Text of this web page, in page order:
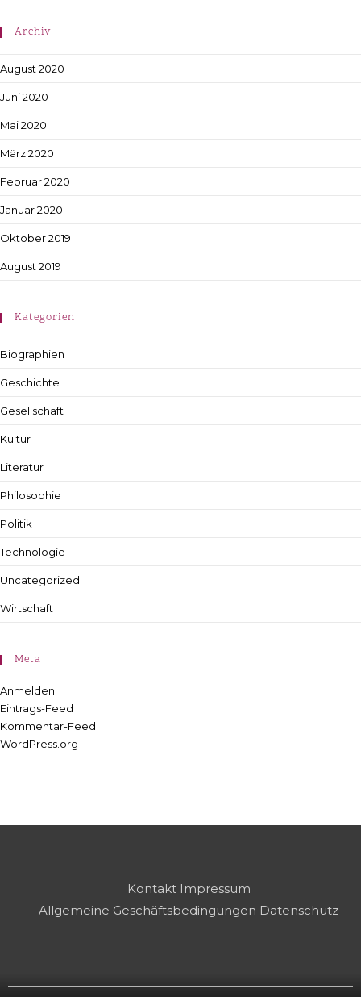
Archiv
August 2020
Juni 2020
Mai 2020
März 2020
Februar 2020
Januar 2020
Oktober 2019
August 2019
Kategorien
Biographien
Geschichte
Gesellschaft
Kultur
Literatur
Philosophie
Politik
Technologie
Uncategorized
Wirtschaft
Meta
Anmelden
Eintrags-Feed
Kommentar-Feed
WordPress.org
Kontakt Impressum
Allgemeine Geschäftsbedingungen Datenschutz